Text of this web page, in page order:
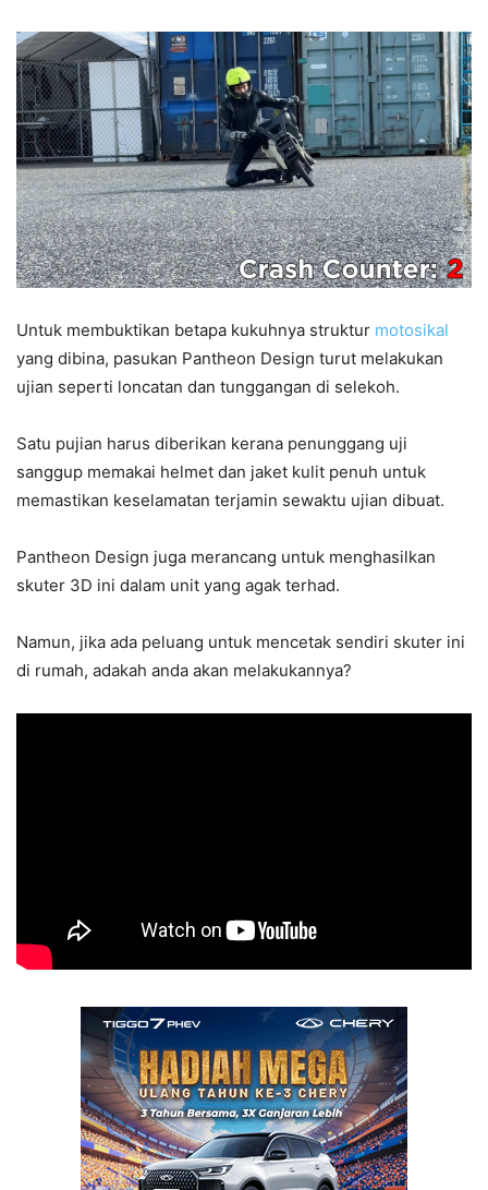
Untuk membuktikan betapa kukuhnya struktur motosikal
yang dibina, pasukan Pantheon Design turut melakukan
ujian seperti loncatan dan tunggangan di selekoh.
Satu pujian harus diberikan kerana penunggang uji
sanggup memakai helmet dan jaket kulit penuh untuk
memastikan keselamatan terjamin sewaktu ujian dibuat.
Pantheon Design juga merancang untuk menghasilkan
skuter 3D ini dalam unit yang agak terhad.
Namun, jika ada peluang untuk mencetak sendiri skuter ini
di rumah, adakah anda akan melakukannya?